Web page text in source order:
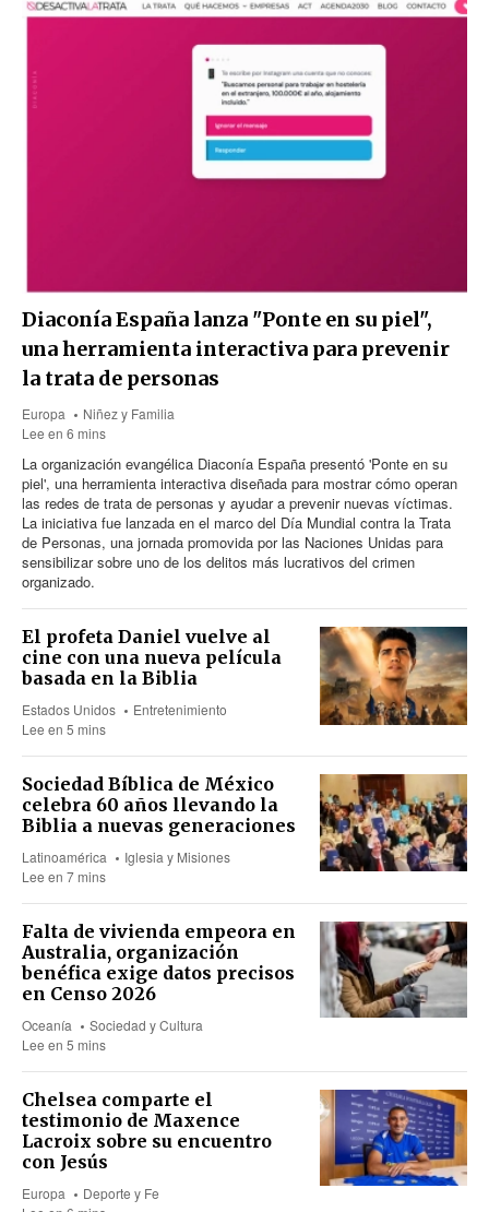
Diaconía España lanza "Ponte en su piel",
una herramienta interactiva para prevenir
la trata de personas
Europa
Niñez y Familia
Lee en 6 mins
La organización evangélica Diaconía España presentó 'Ponte en su
piel', una herramienta interactiva diseñada para mostrar cómo operan
las redes de trata de personas y ayudar a prevenir nuevas víctimas.
La iniciativa fue lanzada en el marco del Día Mundial contra la Trata
de Personas, una jornada promovida por las Naciones Unidas para
sensibilizar sobre uno de los delitos más lucrativos del crimen
organizado.
El profeta Daniel vuelve al
cine con una nueva película
basada en la Biblia
Estados Unidos
Entretenimiento
Lee en 5 mins
Sociedad Bíblica de México
celebra 60 años llevando la
Biblia a nuevas generaciones
Latinoamérica
Iglesia y Misiones
Lee en 7 mins
Falta de vivienda empeora en
Australia, organización
benéfica exige datos precisos
en Censo 2026
Oceanía
Sociedad y Cultura
Lee en 5 mins
Chelsea comparte el
testimonio de Maxence
Lacroix sobre su encuentro
con Jesús
Europa
Deporte y Fe